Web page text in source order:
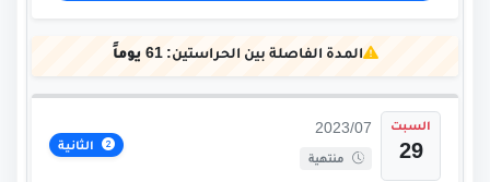
المدة الفاصلة بين الحراستين:61 يوماً
السبت
29
2023/07
منتهية
الثانية